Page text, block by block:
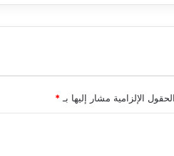
الحقول الإلزامية مشار إليها بـ *